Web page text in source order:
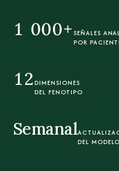
1 000+SEÑALES
POR
12DIMENSIONES
DEL FENOTIPO
Semanal
DEL MODELO